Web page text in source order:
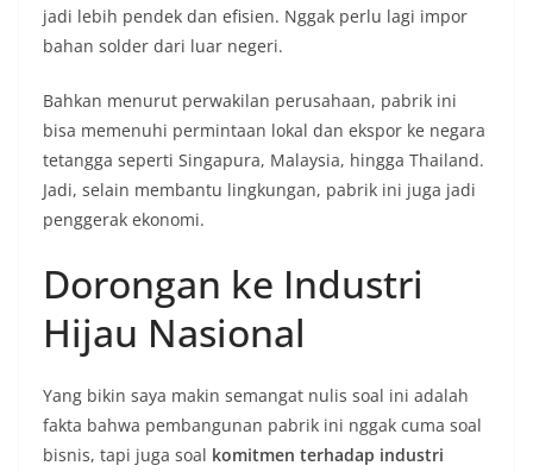
jadi lebih pendek dan efisien. Nggak perlu lagi impor
bahan solder dari luar negeri.
Bahkan menurut perwakilan perusahaan, pabrik ini
bisa memenuhi permintaan lokal dan ekspor ke negara
tetangga seperti Singapura, Malaysia, hingga Thailand.
Jadi, selain membantu lingkungan, pabrik ini juga jadi
penggerak ekonomi.
Dorongan ke Industri
Hijau Nasional
Yang bikin saya makin semangat nulis soal ini adalah
fakta bahwa pembangunan pabrik ini nggak cuma soal
bisnis, tapi juga soal komitmen terhadap industri